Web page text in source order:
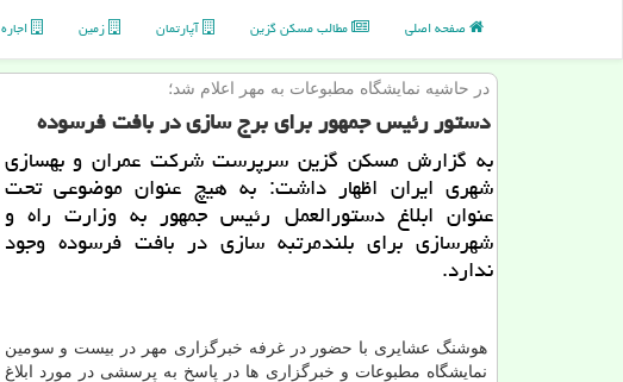
صفحه اصلی مطالب مسكن گزین آپارتمان زمین اجاره
در حاشیه نمایشگاه مطبوعات به مهر اعلام شد؛
دستور رئیس جمهور برای برج سازی در بافت فرسوده
به گزارش مسكن گزین سرپرست شركت عمران و بهسازی
شهری ایران اظهار داشت: به هیچ عنوان موضوعی تحت
عنوان ابلاغ دستورالعمل رئیس جمهور به وزارت راه و
شهرسازی برای بلندمرتبه سازی در بافت فرسوده وجود
ندارد.
هوشنگ عشایری با حضور در غرفه خبرگزاری مهر در بیست و سومین
نمایشگاه مطبوعات و خبرگزاری ها در پاسخ به پرسشی در مورد ابلاغ